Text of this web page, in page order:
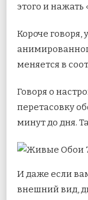
этого и нажать
Короче
меняется в
Говоря о
перетасовку
минут до дня.
И даже если
внешний вид,